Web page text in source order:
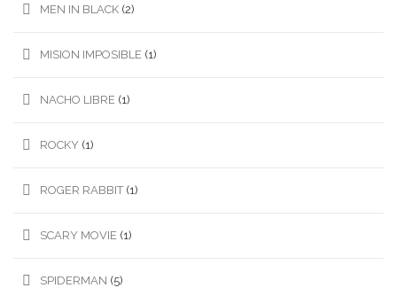
MEN IN BLACK (2)
MISION IMPOSIBLE (1)
NACHO LIBRE (1)
ROCKY (1)
ROGER RABBIT (1)
SCARY MOVIE (1)
SPIDERMAN (5)